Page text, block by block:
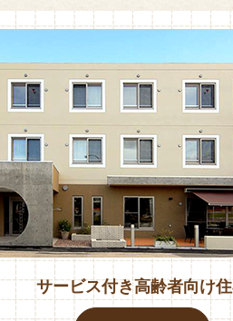
サービス付き高齢者向け